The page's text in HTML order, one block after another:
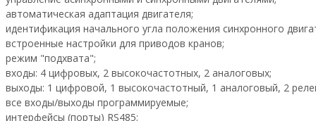
автоматическая адаптация двигателя;
идентификация начального угла положения синхронного
встроенные настройки для приводов кранов;
режим "подхвата";
входы: 4 цифровых, 2 высокочастотных, 2 аналоговых;
выходы: 1 цифровой, 1 высокочастотный, 1 аналоговый, 2
все входы/выходы программируемые;
интерфейсы (порты) RS485;